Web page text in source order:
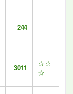
244
3011
☆☆
☆